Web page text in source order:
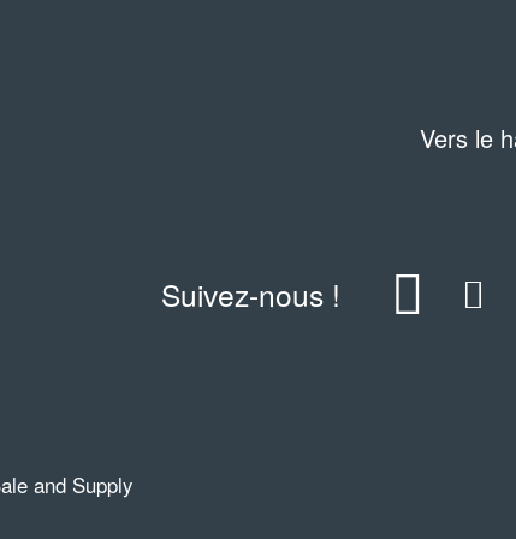
Vers le
Suivez-nous !
and Supply